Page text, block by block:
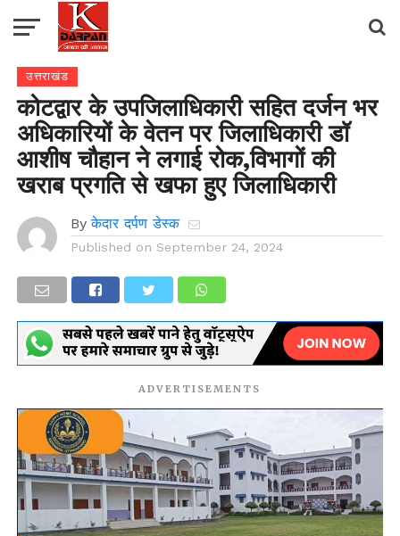
उत्तराखंड
कोटद्वार के उपजिलाधिकारी सहित दर्जन भर
अधिकारियों के वेतन पर जिलाधिकारी डॉ
आशीष चौहान ने लगाई रोक,विभागों की
खराब प्रगति से खफा हुए जिलाधिकारी
By केदार दर्पण डेस्क
Published on September 24, 2024
ADVERTISEMENTS